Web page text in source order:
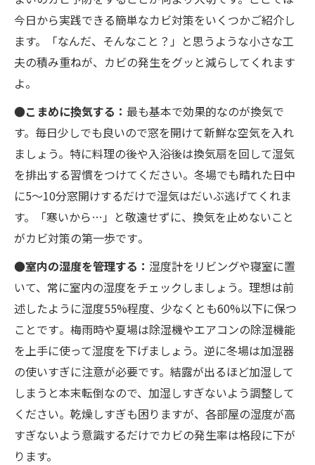
今日から実践できる簡単なカビ対策をいくつかご紹介し
ます。「なんだ、そんなこと？」と思うような小さな工
夫の積み重ねが、カビの発生をグッと減らしてくれます
よ。
●こまめに換気する： 最も基本で効果的なのが換気で
す。毎日少しでも良いので窓を開けて新鮮な空気を入れ
ましょう。特に料理の後や入浴後は換気扇を回して湿気
を排出する習慣をつけてください。冬場でも晴れた日中
に5〜10分窓開けするだけで湿気はだいぶ逃げてくれま
す。「寒いから…」と敬遠せずに、換気を止めないこと
がカビ対策の第一歩です​。
●室内の湿度を管理する： 湿度計をリビングや寝室に置
いて、常に室内の湿度をチェックしましょう。理想は前
述したように湿度55%程度、少なくとも60%以下に保つ
ことです​。梅雨時や夏場は除湿機やエアコンの除湿機能
を上手に使って湿度を下げましょう。逆に冬場は加湿器
の使いすぎに注意が必要です。結露が出るほど加湿して
しまうと本末転倒なので、加湿しすぎないよう調整して
ください。乾燥しすぎも困りますが、各部屋の湿度が高
すぎないよう意識するだけでカビの発生率は格段に下が
ります。